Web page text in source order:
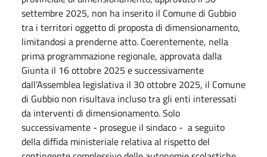
settembre 2025, non ha inserito il Comune di Gubbio
tra i territori oggetto di proposta di dimensionamento,
limitandosi a prenderne atto. Coerentemente, nella
prima programmazione regionale, approvata dalla
Giunta il 16 ottobre 2025 e successivamente
dall’Assemblea legislativa il 30 ottobre 2025, il Comune
di Gubbio non risultava incluso tra gli enti interessati
da interventi di dimensionamento. Solo
successivamente - prosegue il sindaco - a seguito
della diffida ministeriale relativa al rispetto del